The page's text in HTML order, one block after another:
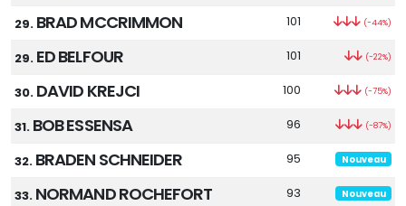
29. BRAD MCCRIMMON 101 (-44%)
29. ED BELFOUR 101 (-22%)
30. DAVID KREJCI 100 (-75%)
31. BOB ESSENSA 96 (-87%)
32. BRADEN SCHNEIDER 95 Nouveau
33. NORMAND ROCHEFORT 93 Nouveau